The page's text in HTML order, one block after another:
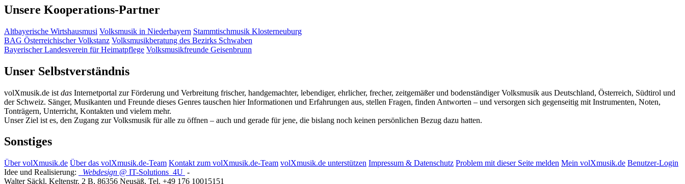
Unsere Kooperations-Partner
Altbayerische Wirtshausmusi Volksmusik in Niederbayern Stammtischmusik Klosterneuburg
BAG Österreichischer Volkstanz Volksmusikberatung des Bezirks Schwaben
Bayerischer Landesverein für Heimatpflege Volksmusikfreunde Geisenbrunn
Unser Selbstverständnis
volXmusik.de ist das Internetportal zur Förderung und Verbreitung frischer, handgemachter, lebendiger, ehrlicher, frecher, zeitgemäßer und bodenständiger Volksmusik aus Deutschland, Österreich, Südtirol und
der Schweiz. Sänger, Musikanten und Freunde dieses Genres tauschen hier Informationen und Erfahrungen aus, stellen Fragen, finden Antworten – und versorgen sich gegenseitig mit Instrumenten, Noten,
Tonträgern, Unterricht, Kontakten und vielem mehr.
Unser Ziel ist es, den Zugang zur Volksmusik für alle zu öffnen – auch und gerade für jene, die bislang noch keinen persönlichen Bezug dazu hatten.
Sonstiges
Über volXmusik.de Über das volXmusik.de-Team Kontakt zum volXmusik.de-Team volXmusik.de unterstützen Impressum & Datenschutz Problem mit dieser Seite melden Mein volXmusik.de Benutzer-Login
Idee und Realisierung:
Webdesign @ IT-Solutions 4U -
Walter Säckl, Keltenstr. 2 B, 86356 Neusäß, Tel. +49 176 10015151